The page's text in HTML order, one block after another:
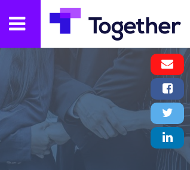
Email
Message
Facebook
Share
Twitter
Tweet
LinkedIn
Share